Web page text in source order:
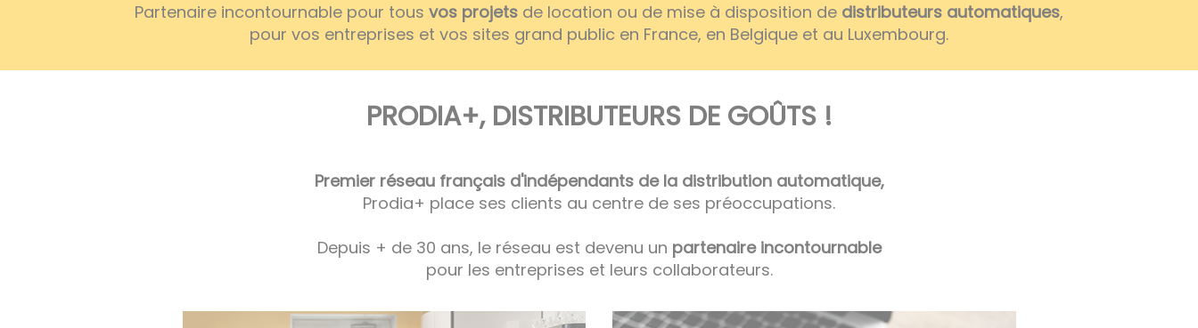
Partenaire incontournable pour tous vos projets de location ou de mise à disposition de distributeurs automatiques,
pour vos entreprises et vos sites grand public en France, en Belgique et au Luxembourg.
PRODIA+, DISTRIBUTEURS DE GOÛTS !
Premier réseau français d'indépendants de la distribution automatique,
Prodia+ place ses clients au centre de ses préoccupations.
Depuis + de 30 ans, le réseau est devenu un partenaire incontournable
pour les entreprises et leurs collaborateurs.